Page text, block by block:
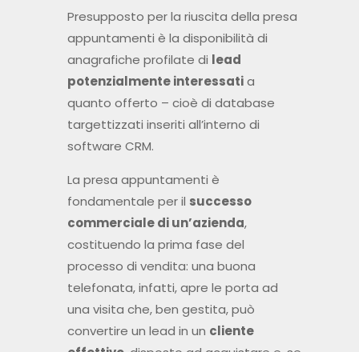
Presupposto per la riuscita della presa
appuntamenti è la disponibilità di
anagrafiche profilate di lead
potenzialmente interessatia
quanto offerto – cioè di database
targettizzati inseriti all’interno di
software CRM.
La presa appuntamenti è
fondamentale per il successo
commerciale di un’azienda,
costituendo la prima fase del
processo di vendita: una buona
telefonata, infatti, apre le porta ad
una visita che, ben gestita, può
convertire un lead in un cliente